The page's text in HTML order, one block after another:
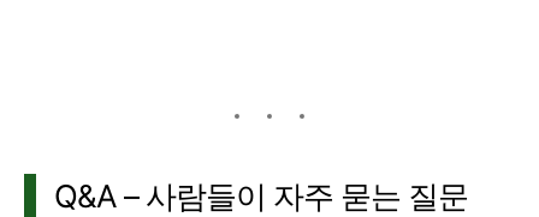
Q&A – 사람들이 자주 묻는 질문